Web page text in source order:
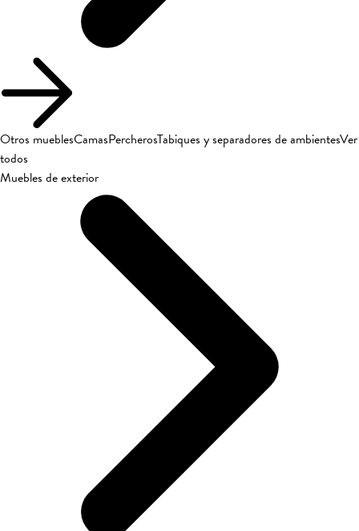
Otros mueblesCamasPercherosTabiques y separadores de ambientesVer
todos
Muebles de exterior